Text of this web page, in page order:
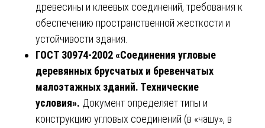
древесины и клеевых соединений, требования к
обеспечению пространственной жесткости и
устойчивости здания.
ГОСТ 30974-2002 «Соединения угловые
деревянных брусчатых и бревенчатых
малоэтажных зданий. Технические
условия». Документ определяет типы и
конструкцию угловых соединений (в «чашу», в